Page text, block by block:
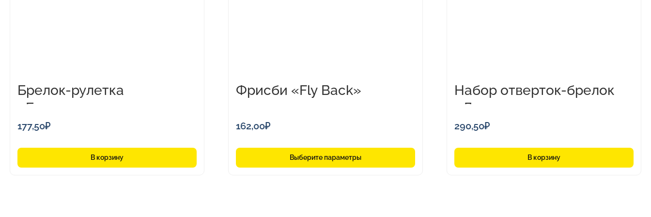
Брелок-рулетка
«Баррель», 1м
177,50₽
В корзину
Фрисби «Fly Back»
162,00₽
Выберите параметры
Набор отверток-брелок
«Домик»
290,50₽
В корзину